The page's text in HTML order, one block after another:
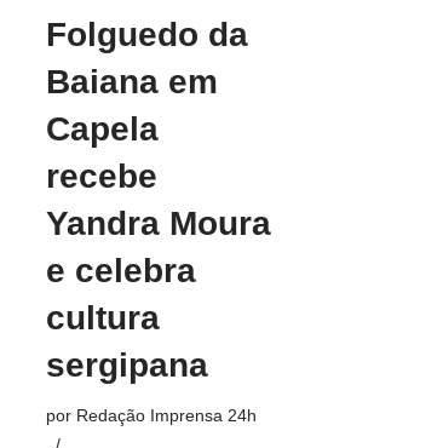
Folguedo da
Baiana em
Capela
recebe
Yandra Moura
e celebra
cultura
sergipana
por Redação Imprensa 24h